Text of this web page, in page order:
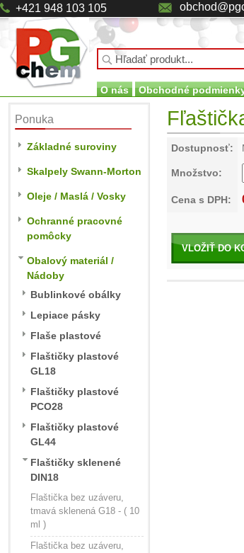
+421 948 103 105
O nás Obchodné
Ponuka
Základné suroviny
Skalpely Swann-Morton
Oleje / Maslá / Vosky
Ochranné pracovné
pomôcky
Obalový materiál /
Nádoby
Bublinkové obálky
Lepiace pásky
Flaše plastové
Flaštičky plastové
GL18
Flaštičky plastové
PCO28
Flaštičky plastové
GL44
Flaštičky sklenené
DIN18
Flaštička bez uzáveru,
tmavá sklenená G18 - ( 10
ml )
Flaštička bez uzáveru,
Dostupnosť:
Množstvo:
Cena s DPH:
VLOŽIŤ DO